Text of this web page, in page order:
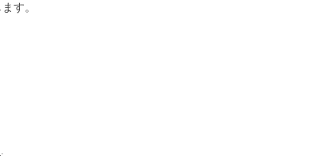
す。
.